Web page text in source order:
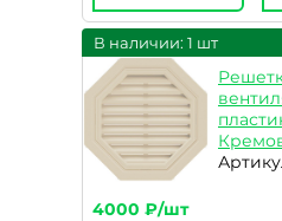
В наличии: 1 шт
4000 ₽/шт